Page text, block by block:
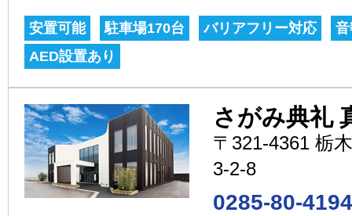
安置可能 駐車場170台 バリアフリー対応
AED設置あり
さがみ典礼
〒321-4361 栃
3-2-8
0285-80-4194